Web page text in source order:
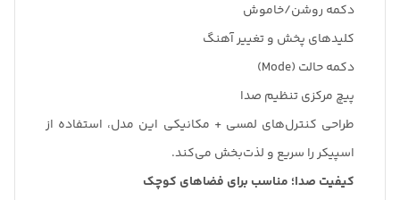
دکمه روشن/خاموش
کلیدهای پخش و تغییر آهنگ
دکمه حالت (Mode)
پیچ مرکزی تنظیم صدا
طراحی کنترل‌های لمسی + مکانیکی این مدل، استفاده از
اسپیکر را سریع و لذت‌بخش می‌کند.
کیفیت صدا؛ مناسب برای فضاهای کوچک